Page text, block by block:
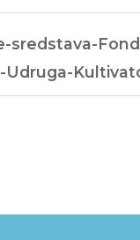
sredstava-
Udruga-